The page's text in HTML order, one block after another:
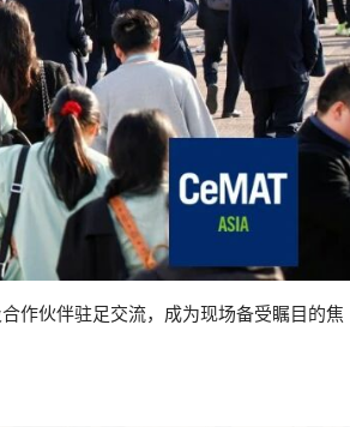
作伙伴驻足交流，成为现场备受瞩目的焦